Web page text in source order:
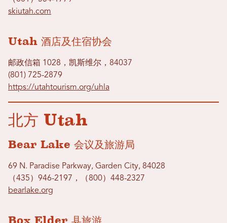
skiutah.com
Utah 酒店及住宿协会
邮政信箱 1028，凯斯维尔，84037
(801) 725-2879
https://utahtourism.org/uhla
北方 Utah
Bear Lake 会议及旅游局
69 N. Paradise Parkway, Garden City, 84028
（435）946-2197，（800）448-2327
bearlake.org
Box Elder 县旅游